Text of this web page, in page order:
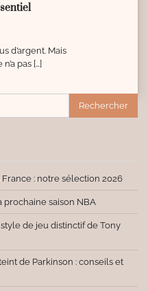
d’argent. Mais
pas […]
: notre sélection 2026
prochaine saison NBA
de jeu distinctif de Tony
de Parkinson : conseils et